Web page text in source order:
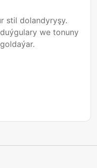
stil dolandyryşy.
we tonuny